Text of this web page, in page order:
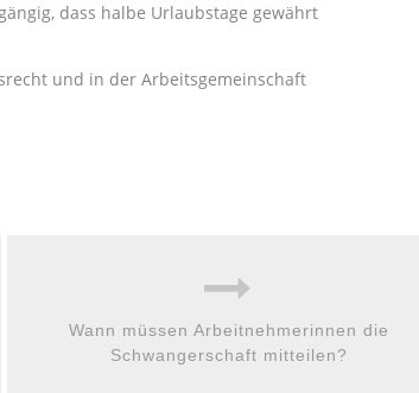
dass halbe Urlaubstage gewährt
und in der Arbeitsgemeinschaft
Wann müssen Arbeitnehmerinnen die
Schwangerschaft mitteilen?